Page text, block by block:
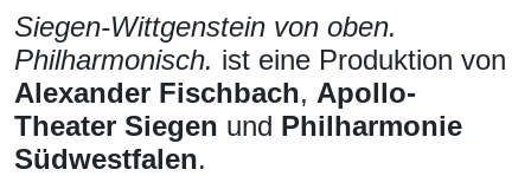
Siegen-Wittgenstein von oben.
Philharmonisch. ist eine Produktion von
Alexander Fischbach, Apollo-
Theater Siegen und Philharmonie
Südwestfalen.